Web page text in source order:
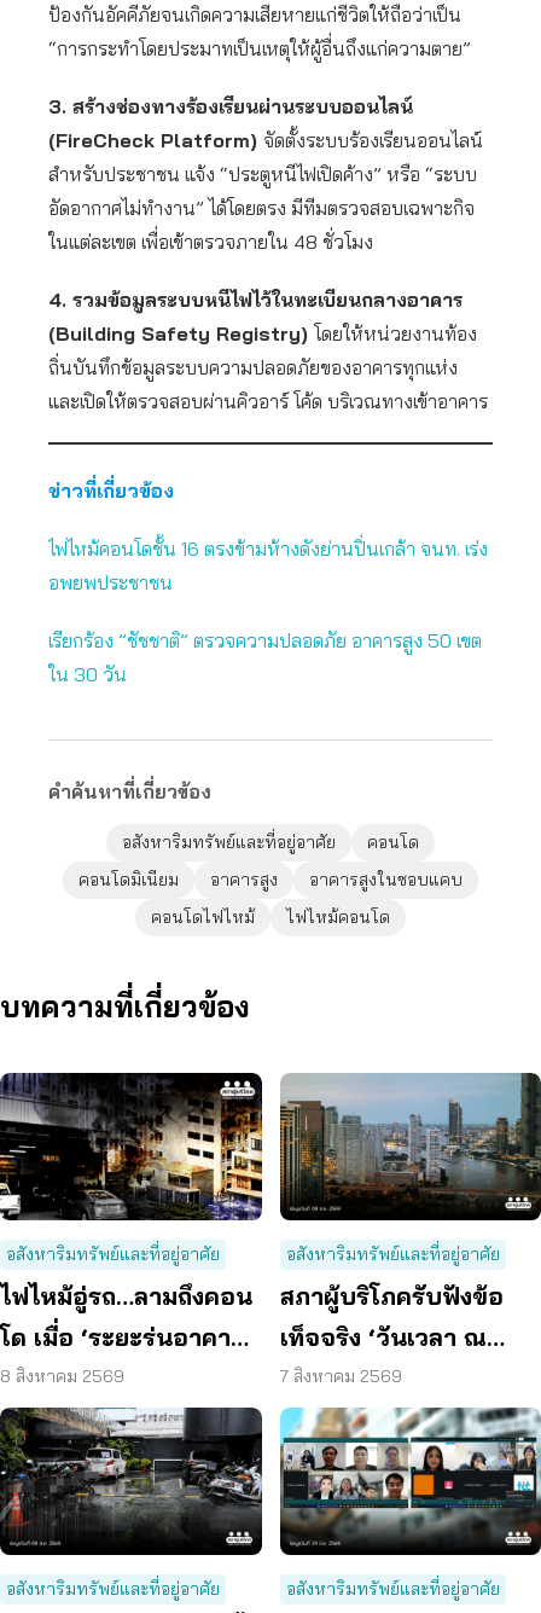
ป้องกันอัคคีภัยจนเกิดความเสียหายแก่ชีวิตให้ถือว่าเป็น
“การกระทำโดยประมาทเป็นเหตุให้ผู้อื่นถึงแก่ความตาย”
3. สร้างช่องทางร้องเรียนผ่านระบบออนไลน์
(FireCheck Platform) จัดตั้งระบบร้องเรียนออนไลน์
สำหรับประชาชน แจ้ง “ประตูหนีไฟเปิดค้าง” หรือ “ระบบ
อัดอากาศไม่ทำงาน” ได้โดยตรง มีทีมตรวจสอบเฉพาะกิจ
ในแต่ละเขต เพื่อเข้าตรวจภายใน 48 ชั่วโมง
4. รวมข้อมูลระบบหนีไฟไว้ในทะเบียนกลางอาคาร
(Building Safety Registry) โดยให้หน่วยงานท้อง
ถิ่นบันทึกข้อมูลระบบความปลอดภัยของอาคารทุกแห่ง
และเปิดให้ตรวจสอบผ่านคิวอาร์ โค้ด บริเวณทางเข้าอาคาร
ข่าวที่เกี่ยวข้อง
ไฟไหม้คอนโดชั้น 16 ตรงข้ามห้างดังย่านปิ่นเกล้า จนท. เร่ง
อพยพประชาชน
เรียกร้อง ”ชัชชาติ” ตรวจความปลอดภัย อาคารสูง 50 เขต
ใน 30 วัน
คำค้นหาที่เกี่ยวข้อง
อสังหาริมทรัพย์และที่อยู่อาศัย
คอนโด
คอนโดมิเนียม
อาคารสูง
อาคารสูงในซอบแคบ
คอนโดไฟไหม้
ไฟไหม้คอนโด
บทความที่เกี่ยวข้อง
อสังหาริมทรัพย์และที่อยู่อาศัย
ไฟไหม้อู่รถ…ลามถึงคอน
โด เมื่อ ‘ระยะร่นอาคาร’
ถูกละเลย ผู้บริโภคจึงต้อง
เสี่ยง
8 สิงหาคม 2569
อสังหาริมทรัพย์และที่อยู่อาศัย
สภาผู้บริโภครับฟังข้อ
เท็จจริง ‘วันเวลา ณ
เจ้าพระยา’ ยืนยันมีถนน
6 ม. รอบอาคาร
7 สิงหาคม 2569
อสังหาริมทรัพย์และที่อยู่อาศัย อสังหาริมทรัพย์และที่อยู่อาศัย